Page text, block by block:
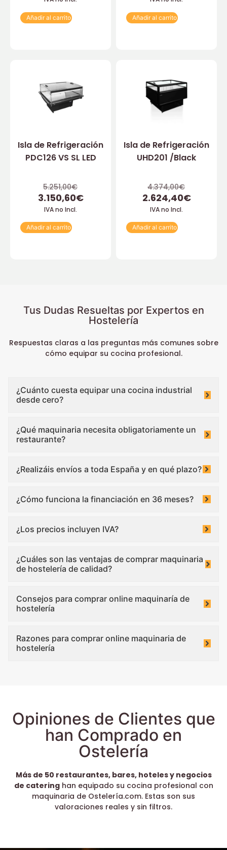
Añadir al carrito Añadir al carrito
Isla de Refrigeración
PDC126 VS SL LED
5.251,00€
3.150,60€
IVA no Incl.
Añadir al carrito
Isla de Refrigeración
UHD201 /Black
4.374,00€
2.624,40€
IVA no Incl.
Añadir al carrito
Tus Dudas Resueltas por Expertos en
Hostelería
Respuestas claras a las preguntas más comunes sobre
cómo equipar su cocina profesional.
¿Cuánto cuesta equipar una cocina industrial
desde cero?
¿Qué maquinaria necesita obligatoriamente un
restaurante?
¿Realizáis envíos a toda España y en qué plazo?
¿Cómo funciona la financiación en 36 meses?
¿Los precios incluyen IVA?
¿Cuáles son las ventajas de comprar maquinaria
de hostelería de calidad?
Consejos para comprar online maquinaría de
hostelería
Razones para comprar online maquinaria de
hostelería
Opiniones de Clientes que
han Comprado en
Ostelería
Más de 50 restaurantes, bares, hoteles y negocios
de cateringhan equipado su cocina profesional con
maquinaria de Ostelería.com. Estas son sus
valoraciones reales y sin filtros.